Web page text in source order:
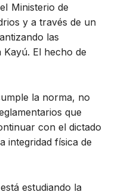
Ministerio de
y a través de un
las
Kayú. El hecho de
la norma, no
que
con el dictado
integridad física de
estudiando la